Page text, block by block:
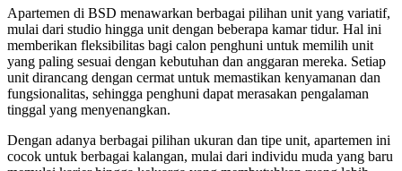
Apartemen di BSD menawarkan berbagai pilihan unit yang variatif,
mulai dari studio hingga unit dengan beberapa kamar tidur. Hal ini
memberikan fleksibilitas bagi calon penghuni untuk memilih unit
yang paling sesuai dengan kebutuhan dan anggaran mereka. Setiap
unit dirancang dengan cermat untuk memastikan kenyamanan dan
fungsionalitas, sehingga penghuni dapat merasakan pengalaman
tinggal yang menyenangkan.
Dengan adanya berbagai pilihan ukuran dan tipe unit, apartemen ini
cocok untuk berbagai kalangan, mulai dari individu muda yang baru